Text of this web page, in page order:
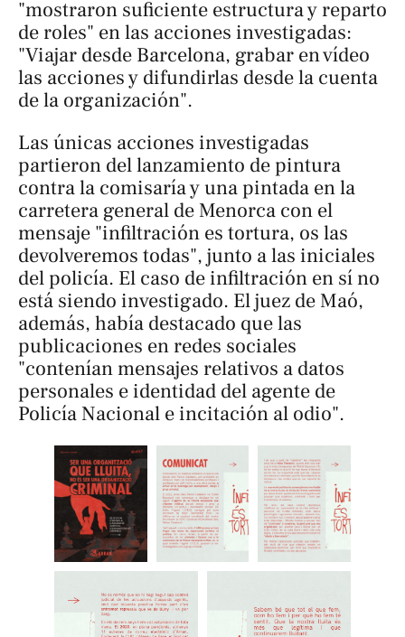
"mostraron suficiente estructura y reparto
de roles" en las acciones investigadas:
"Viajar desde Barcelona, grabar en vídeo
las acciones y difundirlas desde la cuenta
de la organización".
Las únicas acciones investigadas
partieron del lanzamiento de pintura
contra la comisaría y una pintada en la
carretera general de Menorca con el
mensaje "infiltración es tortura, os las
devolveremos todas", junto a las iniciales
del policía. El caso de infiltración en sí no
está siendo investigado. El juez de Maó,
además, había destacado que las
publicaciones en redes sociales
"contenían mensajes relativos a datos
personales e identidad del agente de
Policía Nacional e incitación al odio".